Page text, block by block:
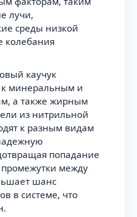
лучи,
среды низкой
колебания
каучук
к минеральным и
а также жирным
из нитрильной
к разным видам
попадание
между
шанс
в системе, что